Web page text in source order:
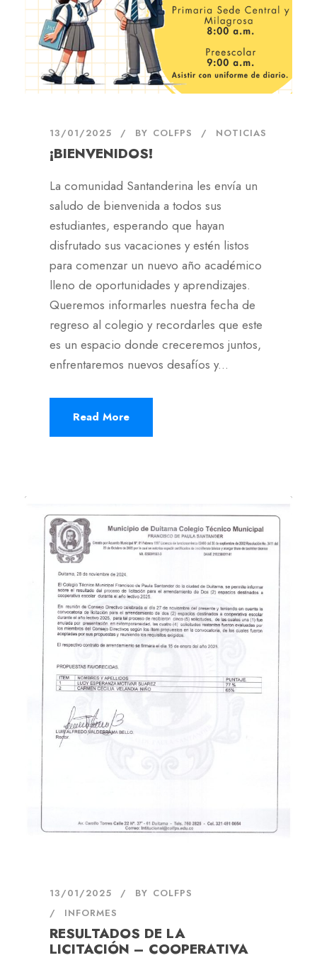
13/01/2025 BY COLFPS NOTICIAS
¡BIENVENIDOS!
La comunidad Santanderina les envía un
saludo de bienvenida a todos sus
estudiantes, esperando que hayan
disfrutado sus vacaciones y estén listos
para comenzar un nuevo año académico
lleno de oportunidades y aprendizajes.
Queremos informarles nuestra fecha de
regreso al colegio y recordarles que este
es un espacio donde creceremos juntos,
enfrentaremos nuevos desafíos y...
Read More
13/01/2025 BY COLFPS
INFORMES
RESULTADOS DE LA
LICITACIÓN – COOPERATIVA